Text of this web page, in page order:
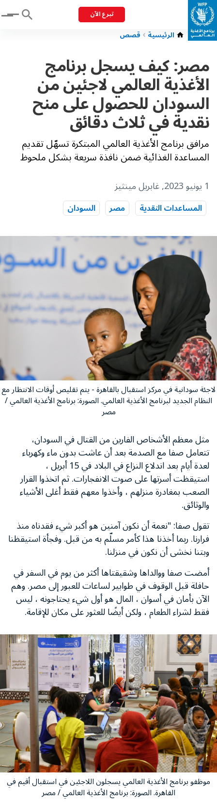
تبرع الآن Menu
الرئيسية قصص
مصر: كيف يسجل برنامج
الأغذية العالمي لاجئين من
السودان للحصول على منح
نقدية في ثلاث دقائق
مرافق برنامج الأغذية العالمي المبتكرة تسهّل تقديم
المساعدة الغذائية ضمن نافذة سريعة بشكل ملحوظ
1 يونيو 2023 , غابريل مينثيز
المساعدات النقدية مصر السودان
لاجئة سودانية في مركز استقبال بالقاهرة - يتم تقليص أوقات الانتظار مع
النظام الجديد لبرنامج الأغذية العالمي. الصورة: برنامج الأغذية العالمي /
مصر
مثل معظم الأشخاص الفارين من القتال في السودان،
تتعامل صفا مع الصدمة بعد أن عاشت بدون ماء وكهرباء
لعدة أيام بعد اندلاع النزاع في البلاد في 15 أبريل ،
استيقظت أسرتها على صوت الانفجارات. ثم اتخذوا القرار
الصعب بمغادرة منزلهم ، وأخذوا معهم فقط أغلى الأشياء
والوثائق.
تقول صفا: "نعمة أن نكون آمنين هو أكبر شيء فقدناه منذ
فرارنا. ربما أخذنا هذا كأمر مسلّم به من قبل. وفجأة استيقظنا
وبتنا نخشى أن نكون في منزلنا.
أمضت صفا ووالداها وشقيقتاها أكثر من يوم في السفر في
حافلة قبل الوقوف في طوابير لساعات للعبور إلى مصر. وهم
الآن بأمان في أسوان ، المال هو أول شيء يحتاجونه ، ليس
فقط لشراء الطعام ، ولكن أيضًا للعثور على مكان للإقامة.
موظفو برنامج الأغذية العالمي يسجلون اللاجئين في استقبال أقيم في
القاهرة. الصورة: برنامج الأغذية العالمي / مصر